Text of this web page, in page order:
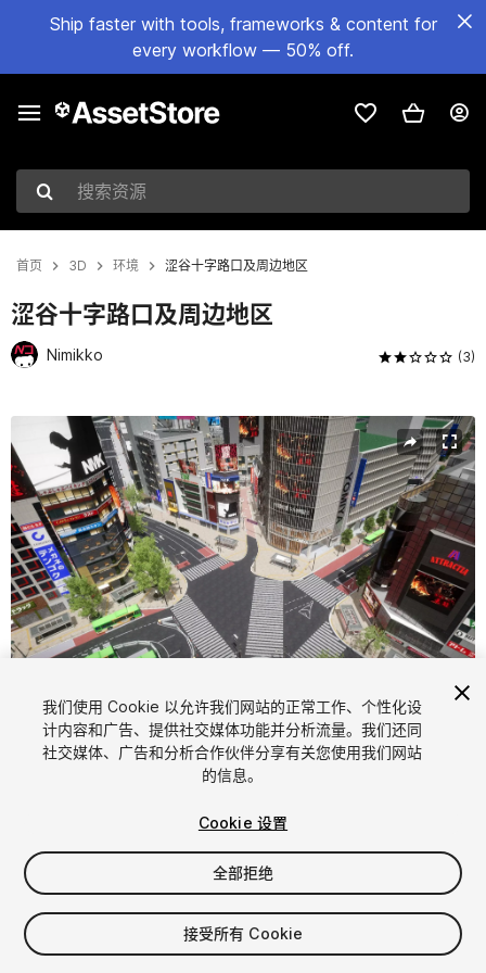
Ship faster with tools, frameworks & content for
every workflow — 50% off.
搜索资源
首页 3D 环境 涩谷十字路口及周边地区
涩谷十字路口及周边地区
Nimikko (3)
当前幻灯片：1 / 23
1/23
$399
增值税将在结算时计算
我们使用 Cookie 以允许我们网站的正常工作、个性化设
计内容和广告、提供社交媒体功能并分析流量。我们还同
社交媒体、广告和分析合作伙伴分享有关您使用我们网站
的信息。
Cookie 设置
全部拒绝
接受所有 Cookie